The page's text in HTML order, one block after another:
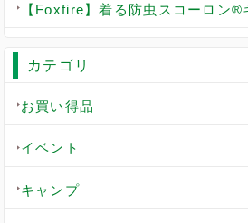
【Foxfire】着る防虫スコーロン®
カテゴリ
お買い得品
イベント
キャンプ